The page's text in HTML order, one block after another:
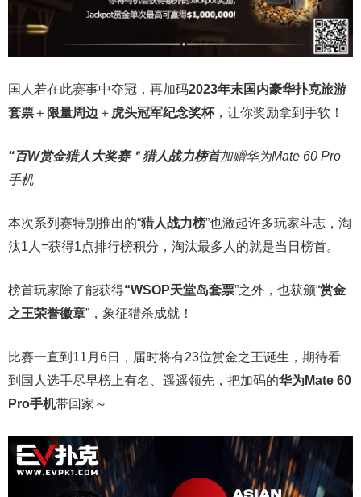
国人若在此赛事中夺冠，再加码2023年末国内豪华扑克旅游
套票 ＋ 限量周边 ＋ 虎头冠军纪念奖杯，让你奖励拿到手软！
“百W赏金猎人大奖赛＂猎人战力榜首加赠华为Mate 60 Pro
手机
本次系列赛特别推出的“猎人战力榜”也激起许多玩家斗志，淘
汰1人=获得1点排行榜积分，淘汰最多人的就是当日榜首。
榜首玩家除了能获得“WSOP天堂岛套票”之外，也获颁“赏金
之王荣誉徽章”，象征猎杀成就！
比赛一直到11月6日，届时将有23位赏金之王诞生，期待看
到国人选手尽早榜上有名、遥遥领先，把加码的华为Mate 60
Pro手机带回家～